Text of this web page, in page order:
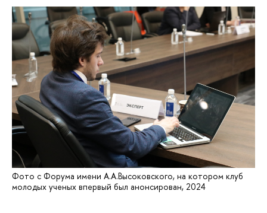
Фото с Форума имени А.А.Высоковского, на котором клуб
молодых ученых впервый был анонсирован, 2024